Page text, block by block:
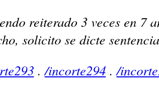
reiterado 3 veces en 7
solicito se dicte
./incorte294./